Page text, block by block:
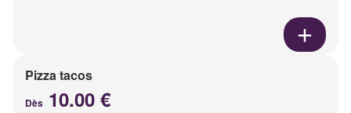
Pizza tacos
Dès 10.00 €